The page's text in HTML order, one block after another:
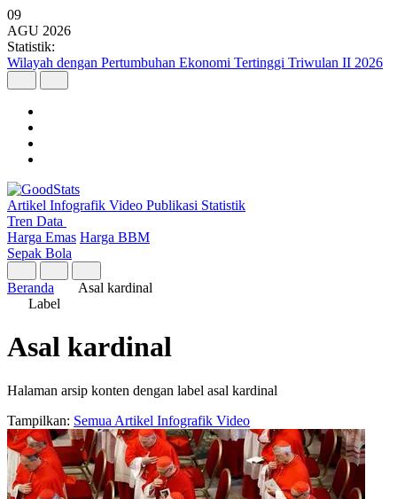
09
AGU 2026
Statistik:
Wilayah dengan Pertumbuhan Ekonomi Tertinggi Triwulan II 2026
Artikel Infografik Video Publikasi Statistik
Tren Data
Harga Emas Harga BBM
Sepak Bola
Beranda
Asal kardinal
Label
Asal kardinal
Halaman arsip konten dengan label asal kardinal
Tampilkan: Semua Artikel Infografik Video